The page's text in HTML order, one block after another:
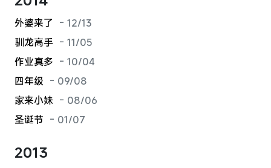
外婆来了 - 12/13
驯龙高手 - 11/05
作业真多 - 10/04
四年级 - 09/08
家来小妹 - 08/06
圣诞节 - 01/07
2013